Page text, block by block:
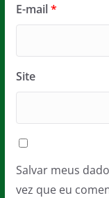
E-mail*
Site
Salvar meus
vez que eu